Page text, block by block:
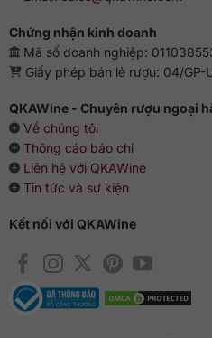
hải sản, sushi, sashimi hoặc pha
Chứng nhận kinh doanh
Mã số doanh nghiệp:
Giấy phép bán lẻ rượu: 04/GP-
QKAWine - Chuyên rượu ngoại
Về chúng tôi
Thông cáo báo chí
Liên hệ với QKAWine
Tin tức và sự kiện
Kết nối với QKAWine